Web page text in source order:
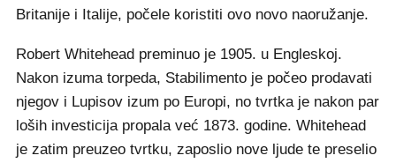
Britanije i Italije, počele koristiti ovo novo naoružanje.
Robert Whitehead preminuo je 1905. u Engleskoj.
Nakon izuma torpeda, Stabilimento je počeo prodavati
njegov i Lupisov izum po Europi, no tvrtka je nakon par
loših investicija propala već 1873. godine. Whitehead
je zatim preuzeo tvrtku, zaposlio nove ljude te preselio